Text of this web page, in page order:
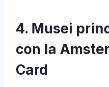
4. Musei
con la
Card